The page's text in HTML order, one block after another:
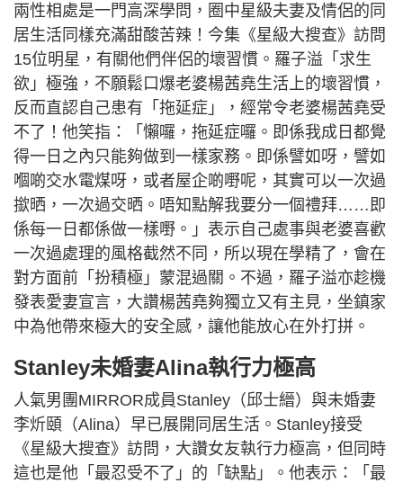
兩性相處是一門高深學問，圈中星級夫妻及情侶的同
居生活同樣充滿甜酸苦辣！今集《星級大搜查》訪問
15位明星，有關他們伴侶的壞習慣。羅子溢「求生
欲」極強，不願鬆口爆老婆楊茜堯生活上的壞習慣，
反而直認自己患有「拖延症」，經常令老婆楊茜堯受
不了！他笑指：「懶囉，拖延症囉。即係我成日都覺
得一日之內只能夠做到一樣家務。即係譬如呀，譬如
嗰啲交水電煤呀，或者屋企啲嘢呢，其實可以一次過
撳晒，一次過交晒。唔知點解我要分一個禮拜……即
係每一日都係做一樣嘢。」表示自己處事與老婆喜歡
一次過處理的風格截然不同，所以現在學精了，會在
對方面前「扮積極」蒙混過關。不過，羅子溢亦趁機
發表愛妻宣言，大讚楊茜堯夠獨立又有主見，坐鎮家
中為他帶來極大的安全感，讓他能放心在外打拼。
Stanley未婚妻Alina執行力極高
人氣男團MIRROR成員Stanley（邱士縉）與未婚妻
李炘頤（Alina）早已展開同居生活。Stanley接受
《星級大搜查》訪問，大讚女友執行力極高，但同時
這也是他「最忍受不了」的「缺點」。他表示：「最